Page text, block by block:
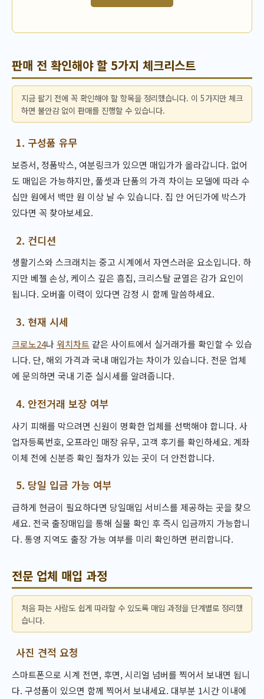
판매 전 확인해야 할 5가지 체크리스트
지금 팔기 전에 꼭 확인해야 할 항목을 정리했습니다. 이 5가지만 체크
하면 불안감 없이 판매를 진행할 수 있습니다.
1. 구성품 유무
보증서, 정품박스, 여분링크가 있으면 매입가가 올라갑니다. 없어
도 매입은 가능하지만, 풀셋과 단품의 가격 차이는 모델에 따라 수
십만 원에서 백만 원 이상 날 수 있습니다. 집 안 어딘가에 박스가
있다면 꼭 찾아보세요.
2. 컨디션
생활기스와 스크래치는 중고 시계에서 자연스러운 요소입니다. 하
지만 베젤 손상, 케이스 깊은 흠집, 크리스탈 균열은 감가 요인이
됩니다. 오버홀 이력이 있다면 감정 시 함께 말씀하세요.
3. 현재 시세
크로노24나 워치차트 같은 사이트에서 실거래가를 확인할 수 있습
니다. 단, 해외 가격과 국내 매입가는 차이가 있습니다. 전문 업체
에 문의하면 국내 기준 실시세를 알려줍니다.
4. 안전거래 보장 여부
사기 피해를 막으려면 신원이 명확한 업체를 선택해야 합니다. 사
업자등록번호, 오프라인 매장 유무, 고객 후기를 확인하세요. 계좌
이체 전에 신분증 확인 절차가 있는 곳이 더 안전합니다.
5. 당일 입금 가능 여부
급하게 현금이 필요하다면 당일매입 서비스를 제공하는 곳을 찾으
세요. 전국 출장매입을 통해 실물 확인 후 즉시 입금까지 가능합니
다. 통영 지역도 출장 가능 여부를 미리 확인하면 편리합니다.
전문 업체 매입 과정
처음 파는 사람도 쉽게 따라할 수 있도록 매입 과정을 단계별로 정리했
습니다.
사진 견적 요청
스마트폰으로 시계 전면, 후면, 시리얼 넘버를 찍어서 보내면 됩니
다. 구성품이 있으면 함께 찍어서 보내세요. 대부분 1시간 이내에